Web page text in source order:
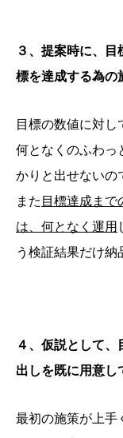
３、提案時に、目
標を達成する為の
目標の数値に対し
何となくのふわっ
かりと出せないの
また 目標達成まで
は、何となく運用
う検証結果だけ納
４、仮説として、
出しを既に用意し
最初の施策が上手